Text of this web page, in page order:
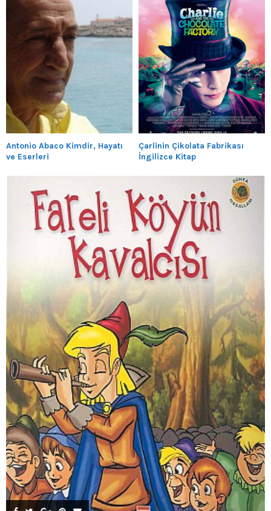
Antonio Abaco Kimdir, Hayatı
ve Eserleri
Çarlinin Çikolata Fabrikası
İngilizce Kitap